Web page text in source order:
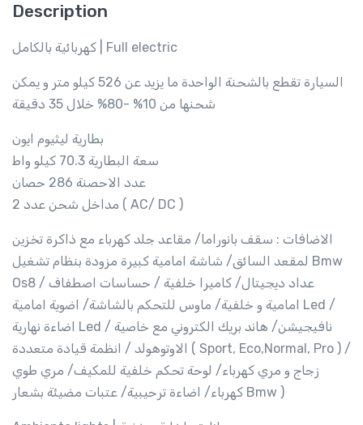
Description
كهربائية بالكامل | Full electric
السيارة تقطع بالشحنة الواحدة ما يزيد عن 526 كيلو متر و يمكن
شحنها من 10% -80% خلال 35 دقيقة
بطارية ليثيوم ايون
سعة البطارية 70.3 كيلو واط
عدد الاحصنة 286 حصان
مداخل شحن عدد 2 ( AC/ DC )
الاضافات : سقف بانوراما/ مقاعد جلد كهرباء مع ذاكرة تخزين
لمقعد السائق/ شاشة امامية كبيرة مزودة بنظام تشغيل Bmw
Os8 / عداد ديجيتال/ كاميرا خلفية / حساسات اصطفاف
امامية و خلفية/ ماوس للتحكم بالشاشة/ اضوية امامية Led /
اضاءة نهارية Led / نافيجيشن/ هاند بريك الكتروني مع خاصية
الاوتوهولد / انظمة قيادة متعددة ( Sport, Eco,Normal, Pro ) /
زجاج و مري كهرباء/ لوحة تحكم خلفية للمكيف/ مري طوي
كهرباء/ اضاءة ترحيبية/ عتبات مضيئة بشعار Bmw )